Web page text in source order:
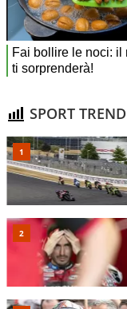
SPORT TREND